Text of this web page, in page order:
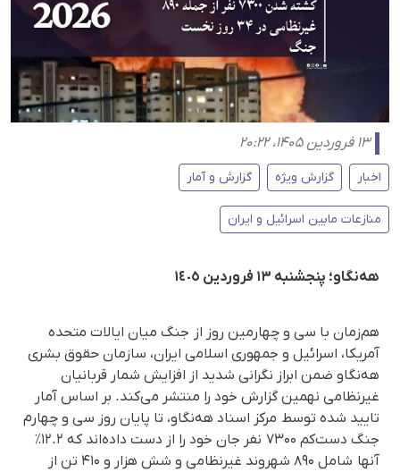
۱۳ فروردین ۱۴۰۵، ۲۰:۲۲
اخبار گزارش ویژه گزارش و آمار
منازعات مابین اسرائیل و ایران
هه‌نگاو؛ پنجشنبه ١٣ فروردین ١٤٠٥
هم‌زمان با سی و چهارمین روز از جنگ میان ایالات متحده
آمریکا، اسرائیل و جمهوری اسلامی ایران، سازمان حقوق بشری
هه‌نگاو ضمن ابراز نگرانی شدید از افزایش شمار قربانیان
غیرنظامی نهمین گزارش خود را منتشر می‌کند. بر اساس آمار
تایید شده توسط مرکز اسناد هه‌نگاو، تا پایان روز سی و چهارم
جنگ دست‌کم ۷۳۰۰ نفر جان خود را از دست داده‌اند که ۱۲.۲٪
آنها شامل ۸۹۰ شهروند غیرنظامی و شش هزار و ۴۱۰ تن از